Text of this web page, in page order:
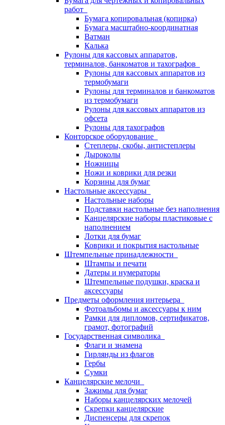
работ
Бумага копировальная (копирка)
Бумага масштабно-координатная
Ватман
Калька
Рулоны для кассовых аппаратов,
терминалов, банкоматов и тахографов
Рулоны для кассовых аппаратов из
термобумаги
Рулоны для терминалов и банкоматов
из термобумаги
Рулоны для кассовых аппаратов из
офсета
Рулоны для тахографов
Конторское оборудование
Степлеры, скобы, антистеплеры
Дыроколы
Ножницы
Ножи и коврики для резки
Корзины для бумаг
Настольные аксессуары
Настольные наборы
Подставки настольные без наполнения
Канцелярские наборы пластиковые с
наполнением
Лотки для бумаг
Коврики и покрытия настольные
Штемпельные принадлежности
Штампы и печати
Датеры и нумераторы
Штемпельные подушки, краска и
аксессуары
Предметы оформления интерьера
Фотоальбомы и аксессуары к ним
Рамки для дипломов, сертификатов,
грамот, фотографий
Государственная символика
Флаги и знамена
Гирлянды из флагов
Гербы
Сумки
Канцелярские мелочи
Зажимы для бумаг
Наборы канцелярских мелочей
Скрепки канцелярские
Диспенсеры для скрепок